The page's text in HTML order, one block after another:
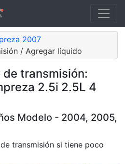
2007
/ Agregar líquido
transmisión:
2.5i 2.5L 4
Modelo - 2004, 2005,
transmisión si tiene poco